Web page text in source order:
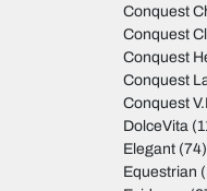
Conquest
Conquest
Conquest
Conquest
Conquest
DolceVita
Elegant (74)
Equestrian